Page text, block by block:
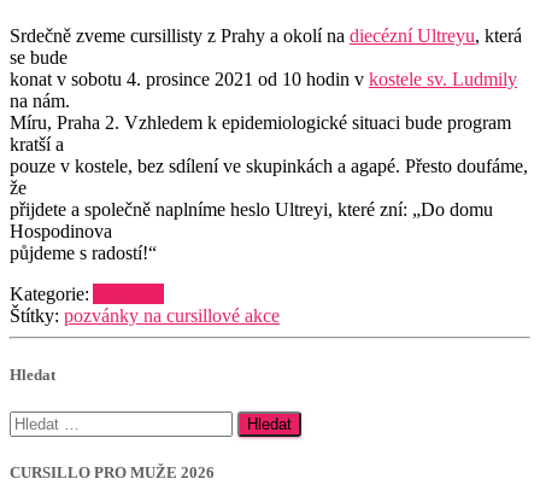
Srdečně zveme cursillisty z Prahy a okolí na diecézní Ultreyu, která
se bude
konat v sobotu 4. prosince 2021 od 10 hodin v kostele sv. Ludmily
na nám.
Míru, Praha 2. Vzhledem k epidemiologické situaci bude program
kratší a
pouze v kostele, bez sdílení ve skupinkách a agapé. Přesto doufáme,
že
přijdete a společně naplníme heslo Ultreyi, které zní: „Do domu
Hospodinova
půjdeme s radostí!“
Kategorie:
Štítky: pozvánky na cursillové akce
Hledat
Vyhledávání
CURSILLO PRO MUŽE 2026